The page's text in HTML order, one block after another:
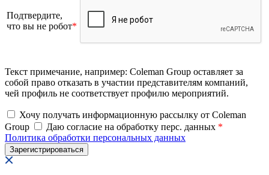
Подтвердите,
что вы не робот*
Текст примечание, например: Coleman Group оставляет за
собой право отказать в участии представителям компаний,
чей профиль не соответствует профилю мероприятий.
Хочу получать информационную рассылку от Coleman
Group
Даю согласие на обработку перс. данных *
Политика обработки персональных данных